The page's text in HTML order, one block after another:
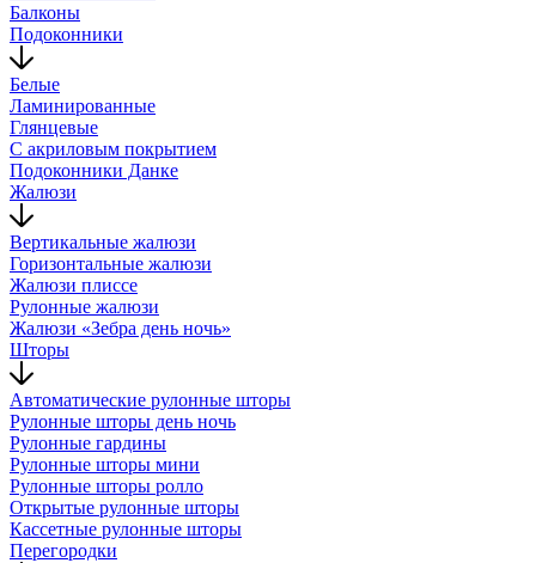
Балконы
Подоконники
Белые
Ламинированные
Глянцевые
С акриловым покрытием
Подоконники Данке
Жалюзи
Вертикальные жалюзи
Горизонтальные жалюзи
Жалюзи плиссе
Рулонные жалюзи
Жалюзи «Зебра день ночь»
Шторы
Автоматические рулонные шторы
Рулонные шторы день ночь
Рулонные гардины
Рулонные шторы мини
Рулонные шторы ролло
Открытые рулонные шторы
Кассетные рулонные шторы
Перегородки